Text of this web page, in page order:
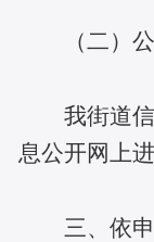
（二）
我街道
息公开网上进
三、依